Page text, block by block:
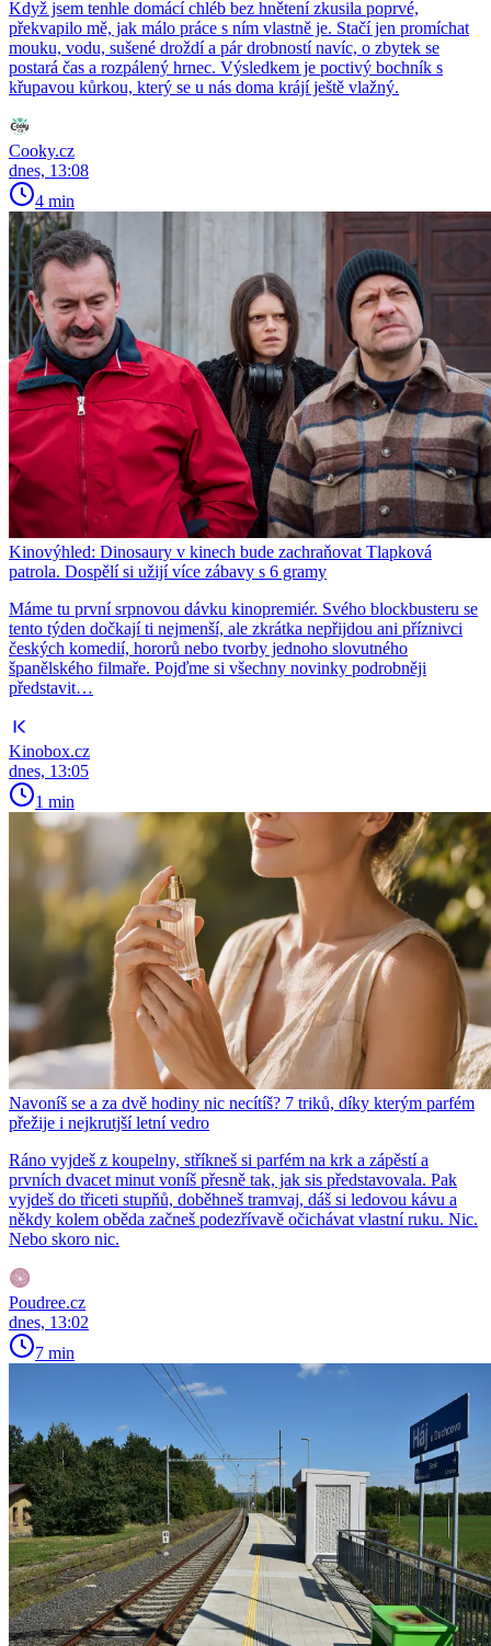
Když jsem tenhle domácí chléb bez hnětení zkusila poprvé,
překvapilo mě, jak málo práce s ním vlastně je. Stačí jen promíchat
mouku, vodu, sušené droždí a pár drobností navíc, o zbytek se
postará čas a rozpálený hrnec. Výsledkem je poctivý bochník s
křupavou kůrkou, který se u nás doma krájí ještě vlažný.
Cooky.cz
dnes, 13:08
4 min
Kinovýhled: Dinosaury v kinech bude zachraňovat Tlapková
patrola. Dospělí si užijí více zábavy s 6 gramy
Máme tu první srpnovou dávku kinopremiér. Svého blockbusteru se
tento týden dočkají ti nejmenší, ale zkrátka nepřijdou ani příznivci
českých komedií, hororů nebo tvorby jednoho slovutného
španělského filmaře. Pojďme si všechny novinky podrobněji
představit…
Kinobox.cz
dnes, 13:05
1 min
Navoníš se a za dvě hodiny nic necítíš? 7 triků, díky kterým parfém
přežije i nejkrutjší letní vedro
Ráno vyjdeš z koupelny, stříkneš si parfém na krk a zápěstí a
prvních dvacet minut voníš přesně tak, jak sis představovala. Pak
vyjdeš do třiceti stupňů, doběhneš tramvaj, dáš si ledovou kávu a
někdy kolem oběda začneš podezřívavě očichávat vlastní ruku. Nic.
Nebo skoro nic.
Poudree.cz
dnes, 13:02
7 min